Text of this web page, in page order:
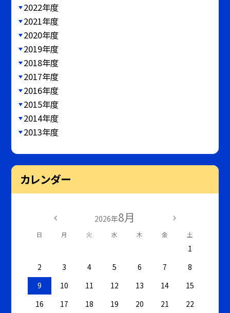
2022年度
2021年度
2020年度
2019年度
2018年度
2017年度
2016年度
2015年度
2014年度
2013年度
カレンダー
2026年8月
日 月 火 水 木 金 土
1
2
3 4 5 6 7
8
9
10 11 12 13 14
15
16
17 18 19 20 21
22